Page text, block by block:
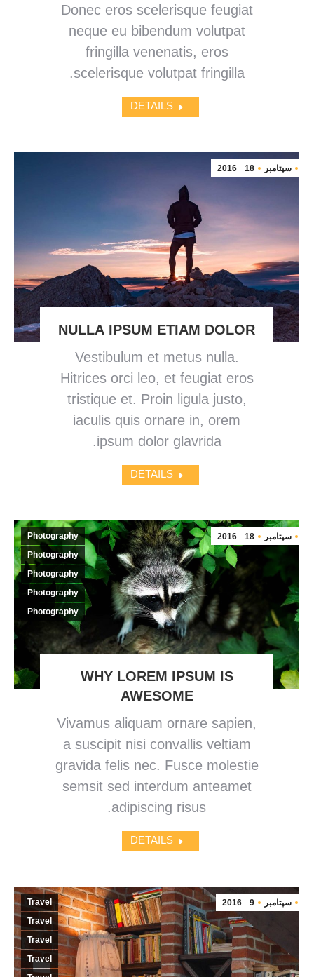
Donec eros scelerisque feugiat
neque eu bibendum volutpat
fringilla venenatis, eros
scelerisque volutpat fringilla.
DETAILS
سپتامبر 18
2016
NULLA IPSUM ETIAM DOLOR
Vestibulum et metus nulla.
Hitrices orci leo, et feugiat eros
tristique et. Proin ligula justo,
iaculis quis ornare in, orem
ipsum dolor glavrida.
DETAILS
سپتامبر 18
2016
Photography
Photography
Photography
Photography
Photography
WHY LOREM IPSUM IS
AWESOME
Vivamus aliquam ornare sapien,
a suscipit nisi convallis veltiam
gravida felis nec. Fusce molestie
semsit sed interdum anteamet
adipiscing risus.
DETAILS
سپتامبر 9
2016
Travel
Travel
Travel
Travel